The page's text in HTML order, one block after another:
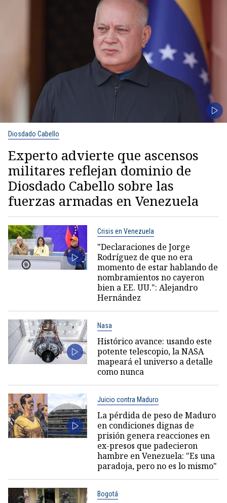
Diosdado Cabello
Experto advierte que ascensos
militares reflejan dominio de
Diosdado Cabello sobre las
fuerzas armadas en Venezuela
Crisis en Venezuela
"Declaraciones de Jorge
Rodríguez de que no era
momento de estar hablando de
nombramientos no cayeron
bien a EE. UU.": Alejandro
Hernández
Nasa
Histórico avance: usando este
potente telescopio, la NASA
mapeará el universo a detalle
como nunca
Juicio contra Maduro
La pérdida de peso de Maduro
en condiciones dignas de
prisión genera reacciones en
ex-presos que padecieron
hambre en Venezuela: "Es una
paradoja, pero no es lo mismo"
Bogotá